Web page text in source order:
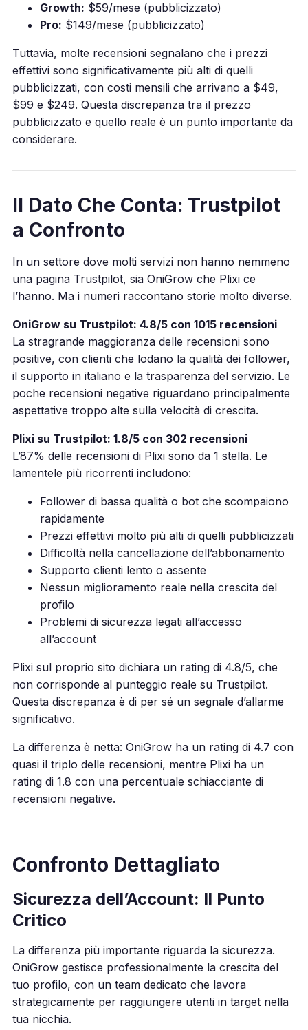
Growth: $59/mese (pubblicizzato)
Pro: $149/mese (pubblicizzato)
Tuttavia, molte recensioni segnalano che i prezzi
effettivi sono significativamente più alti di quelli
pubblicizzati, con costi mensili che arrivano a $49,
$99 e $249. Questa discrepanza tra il prezzo
pubblicizzato e quello reale è un punto importante da
considerare.
Il Dato Che Conta: Trustpilot
a Confronto
In un settore dove molti servizi non hanno nemmeno
una pagina Trustpilot, sia OniGrow che Plixi ce
l’hanno. Ma i numeri raccontano storie molto diverse.
OniGrow su Trustpilot: 4.8/5 con 1015 recensioni
La stragrande maggioranza delle recensioni sono
positive, con clienti che lodano la qualità dei follower,
il supporto in italiano e la trasparenza del servizio. Le
poche recensioni negative riguardano principalmente
aspettative troppo alte sulla velocità di crescita.
Plixi su Trustpilot: 1.8/5 con 302 recensioni
L’87% delle recensioni di Plixi sono da 1 stella. Le
lamentele più ricorrenti includono:
Follower di bassa qualità o bot che scompaiono
rapidamente
Prezzi effettivi molto più alti di quelli pubblicizzati
Difficoltà nella cancellazione dell’abbonamento
Supporto clienti lento o assente
Nessun miglioramento reale nella crescita del
profilo
Problemi di sicurezza legati all’accesso
all’account
Plixi sul proprio sito dichiara un rating di 4.8/5, che
non corrisponde al punteggio reale su Trustpilot.
Questa discrepanza è di per sé un segnale d’allarme
significativo.
La differenza è netta: OniGrow ha un rating di 4.7 con
quasi il triplo delle recensioni, mentre Plixi ha un
rating di 1.8 con una percentuale schiacciante di
recensioni negative.
Confronto Dettagliato
Sicurezza dell’Account: Il Punto
Critico
La differenza più importante riguarda la sicurezza.
OniGrow gestisce professionalmente la crescita del
tuo profilo, con un team dedicato che lavora
strategicamente per raggiungere utenti in target nella
tua nicchia.